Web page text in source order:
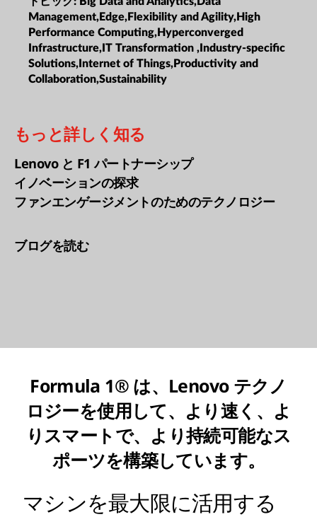
Management,Edge,Flexibility and Agility,High
Performance Computing,Hyperconverged
Infrastructure,IT Transformation ,Industry-specific
Solutions,Internet of Things,Productivity and
Collaboration,Sustainability
もっと詳しく知る
Lenovo と F1 パートナーシップ
イノベーションの探求
ファンエンゲージメントのためのテクノロジー
ブログを読む
Formula 1® は、Lenovo テクノ
ロジーを使用して、より速く、よ
りスマートで、より持続可能なス
ポーツを構築しています。
マシンを最大限に活用する